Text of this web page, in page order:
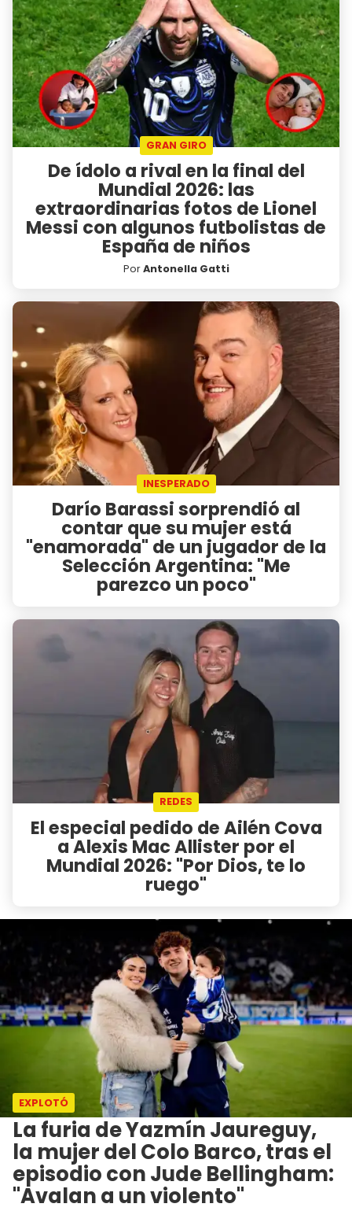
GRAN GIRO
De ídolo a rival en la final del
Mundial 2026: las
extraordinarias fotos de Lionel
Messi con algunos futbolistas de
España de niños
PorAntonella Gatti
INESPERADO
Darío Barassi sorprendió al
contar que su mujer está
"enamorada" de un jugador de la
Selección Argentina: "Me
parezco un poco"
REDES
El especial pedido de Ailén Cova
a Alexis Mac Allister por el
Mundial 2026: "Por Dios, te lo
ruego"
EXPLOTÓ
La furia de Yazmín Jaureguy,
la mujer del Colo Barco, tras el
episodio con Jude Bellingham:
"Avalan a un violento"